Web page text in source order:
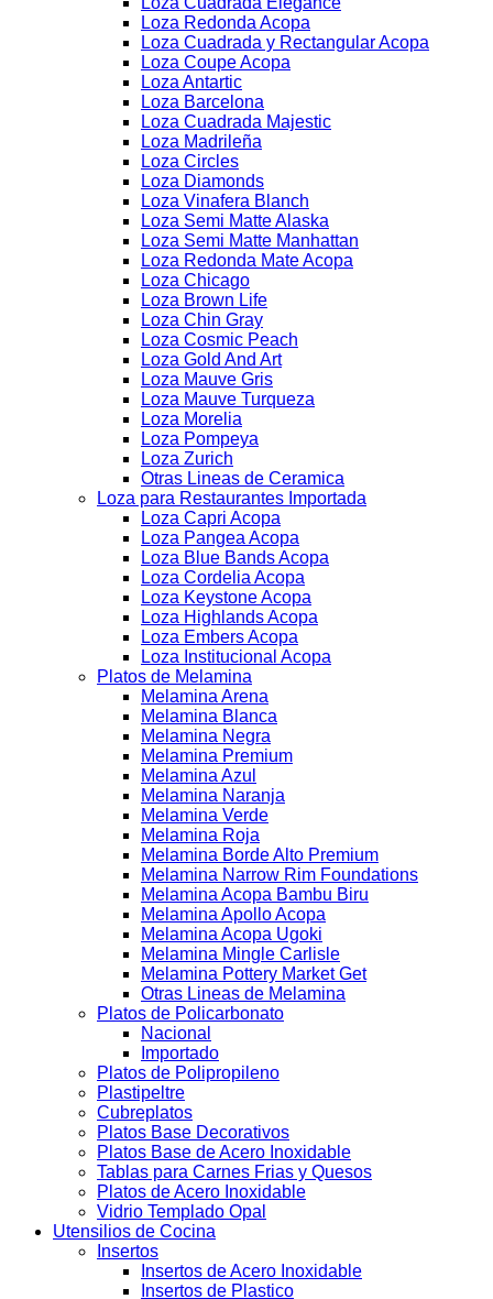
Loza Redonda Acopa
Loza Cuadrada y Rectangular Acopa
Loza Coupe Acopa
Loza Antartic
Loza Barcelona
Loza Cuadrada Majestic
Loza Madrileña
Loza Circles
Loza Diamonds
Loza Vinafera Blanch
Loza Semi Matte Alaska
Loza Semi Matte Manhattan
Loza Redonda Mate Acopa
Loza Chicago
Loza Brown Life
Loza Chin Gray
Loza Cosmic Peach
Loza Gold And Art
Loza Mauve Gris
Loza Mauve Turqueza
Loza Morelia
Loza Pompeya
Loza Zurich
Otras Lineas de Ceramica
Loza para Restaurantes Importada
Loza Capri Acopa
Loza Pangea Acopa
Loza Blue Bands Acopa
Loza Cordelia Acopa
Loza Keystone Acopa
Loza Highlands Acopa
Loza Embers Acopa
Loza Institucional Acopa
Platos de Melamina
Melamina Arena
Melamina Blanca
Melamina Negra
Melamina Premium
Melamina Azul
Melamina Naranja
Melamina Verde
Melamina Roja
Melamina Borde Alto Premium
Melamina Narrow Rim Foundations
Melamina Acopa Bambu Biru
Melamina Apollo Acopa
Melamina Acopa Ugoki
Melamina Mingle Carlisle
Melamina Pottery Market Get
Otras Lineas de Melamina
Platos de Policarbonato
Nacional
Importado
Platos de Polipropileno
Plastipeltre
Cubreplatos
Platos Base Decorativos
Platos Base de Acero Inoxidable
Tablas para Carnes Frias y Quesos
Platos de Acero Inoxidable
Vidrio Templado Opal
Utensilios de Cocina
Insertos
Insertos de Acero Inoxidable
Insertos de Plastico